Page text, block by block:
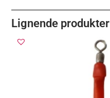
Lignende produkter